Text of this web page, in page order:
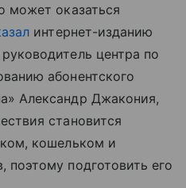
может оказаться
интернет-изданию
центра по
абонентского
Александр Джакония,
становится
кошельком и
подготовить его